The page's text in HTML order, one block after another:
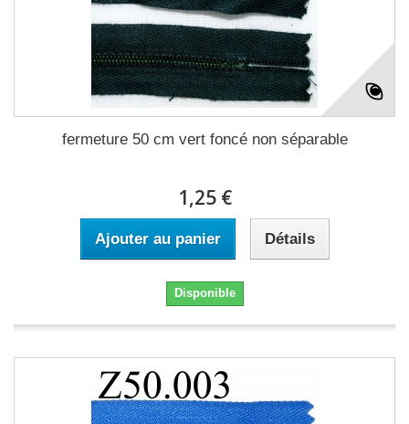
fermeture 50 cm vert foncé non séparable
1,25 €
Ajouter au panier Détails
Disponible